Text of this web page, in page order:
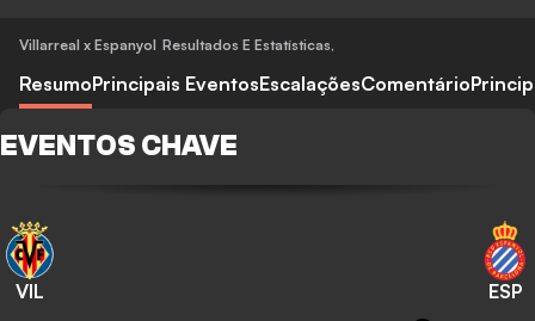
Villarreal x Espanyol Resultados E Estatísticas,
ResumoPrincipais EventosEscalaçõesComentário
EVENTOS CHAVE
VIL ESP